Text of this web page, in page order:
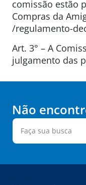
comissão estão
Compras da
/regulamento-
Art. 3° – A
julgamento das
Não